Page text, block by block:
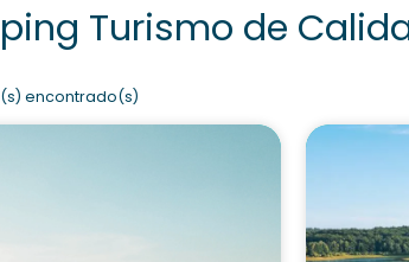
Turismo de
encontrado(s)